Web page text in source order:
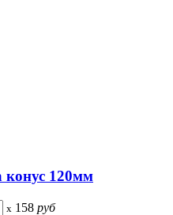
120мм
x 158 руб